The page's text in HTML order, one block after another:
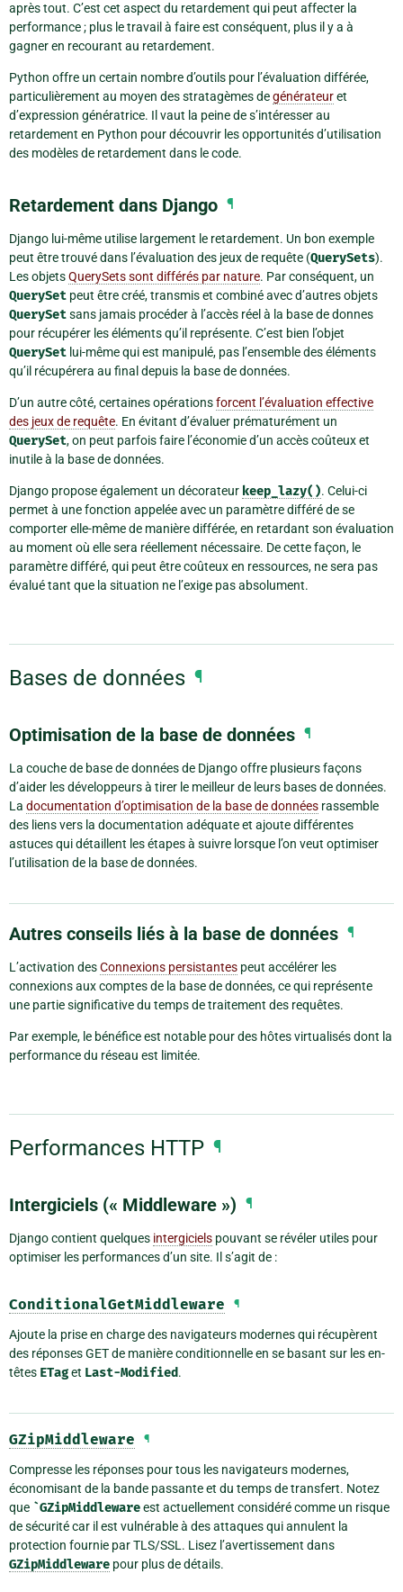
après tout. C’est cet aspect du retardement qui peut affecter la
performance ; plus le travail à faire est conséquent, plus il y a à
gagner en recourant au retardement.
Python offre un certain nombre d’outils pour l’évaluation différée,
particulièrement au moyen des stratagèmes degénérateuret
d’expression génératrice. Il vaut la peine de s’intéresser au
retardement en Python pour découvrir les opportunités d’utilisation
des modèles de retardement dans le code.
Retardement dans Django ¶
Django lui-même utilise largement le retardement. Un bon exemple
peut être trouvé dans l’évaluation des jeux de requête (QuerySets).
Les objetsQuerySets sont différés par nature. Par conséquent, un
QuerySet peut être créé, transmis et combiné avec d’autres objets
QuerySetsans jamais procéder à l’accès réel à la base de donnes
pour récupérer les éléments qu’il représente. C’est bien l’objet
QuerySet lui-même qui est manipulé, pas l’ensemble des éléments
qu’il récupérera au final depuis la base de données.
D’un autre côté, certaines opérationsforcent l’évaluation effective
des jeux de requête. En évitant d’évaluer prématurément un
QuerySet, on peut parfois faire l’économie d’un accès coûteux et
inutile à la base de données.
Django propose également un décorateur keep_lazy(). Celui-ci
permet à une fonction appelée avec un paramètre différé de se
comporter elle-même de manière différée, en retardant son évaluation
au moment où elle sera réellement nécessaire. De cette façon, le
paramètre différé, qui peut être coûteux en ressources, ne sera pas
évalué tant que la situation ne l’exige pas absolument.
Bases de données ¶
Optimisation de la base de données ¶
La couche de base de données de Django offre plusieurs façons
d’aider les développeurs à tirer le meilleur de leurs bases de données.
La documentation d’optimisation de la base de données rassemble
des liens vers la documentation adéquate et ajoute différentes
astuces qui détaillent les étapes à suivre lorsque l’on veut optimiser
l’utilisation de la base de données.
Autres conseils liés à la base de données ¶
L’activation desConnexions persistantes peut accélérer les
connexions aux comptes de la base de données, ce qui représente
une partie significative du temps de traitement des requêtes.
Par exemple, le bénéfice est notable pour des hôtes virtualisés dont la
performance du réseau est limitée.
Performances HTTP ¶
Intergiciels (« Middleware ») ¶
Django contient quelques intergiciels pouvant se révéler utiles pour
optimiser les performances d’un site. Il s’agit de :
ConditionalGetMiddleware ¶
Ajoute la prise en charge des navigateurs modernes qui récupèrent
des réponses GET de manière conditionnelle en se basant sur les en-
têtes ETaget Last-Modified.
GZipMiddleware ¶
Compresse les réponses pour tous les navigateurs modernes,
économisant de la bande passante et du temps de transfert. Notez
que `GZipMiddlewareest actuellement considéré comme un risque
de sécurité car il est vulnérable à des attaques qui annulent la
protection fournie par TLS/SSL. Lisez l’avertissement dans
GZipMiddleware pour plus de détails.